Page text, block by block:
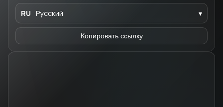
RU Русский ▾
Копировать ссылку